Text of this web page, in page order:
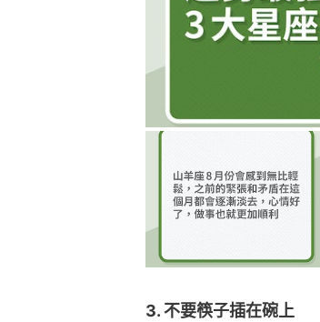
3. 不要筷子插在碗上